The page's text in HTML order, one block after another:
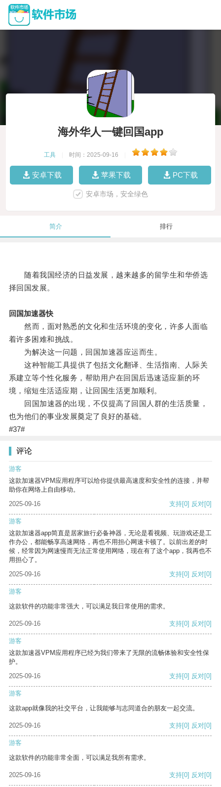
海外华人一键回国app
工具 时间：2025-09-16
安卓下载 苹果下载 PC下载
安卓市场，安全绿色
简介 排行
随着我国经济的日益发展，越来越多的留学生和华侨选
择回国发展。
回国加速器快
然而，面对熟悉的文化和生活环境的变化，许多人面临
着许多困难和挑战。
为解决这一问题，回国加速器应运而生。
这种智能工具提供了包括文化翻译、生活指南、人际关
系建立等个性化服务，帮助用户在回国后迅速适应新的环
境，缩短生活适应期，让回国生活更加顺利。
回国加速器的出现，不仅提高了回国人群的生活质量，
也为他们的事业发展奠定了良好的基础。
#37#
评论
游客
这款加速器VPM应用程序可以给你提供最高速度和安全性的连接，并帮
助你在网络上自由移动。
2025-09-16
支持[0] 反对[0]
游客
这款加速器app简直是居家旅行必备神器，无论是看视频、玩游戏还是工
作办公，都能畅享高速网络，再也不用担心网速卡顿了。以前出差的时
候，经常因为网速慢而无法正常使用网络，现在有了这个app，我再也不
用担心了。
2025-09-16
支持[0] 反对[0]
游客
这款软件的功能非常强大，可以满足我日常使用的需求。
2025-09-16 支持[0] 反对[0]
游客
这款加速器VPM应用程序已经为我们带来了无限的流畅体验和安全性保
护。
2025-09-16
支持[0] 反对[0]
游客
这款app就像我的社交平台，让我能够与志同道合的朋友一起交流。
2025-09-16 支持[0] 反对[0]
游客
这款软件的功能非常全面，可以满足我所有需求。
2025-09-16 支持[0] 反对[0]